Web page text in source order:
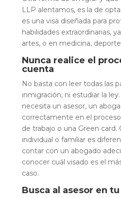
LLP alentamos, es la de
es una visa diseñada para
habilidades extraordinarias,
artes, o en medicina,
Nunca realice el
cuenta
No basta con leer todas las
inmigración, ni estudiar la
necesita un asesor, un
correctamente en el
de trabajo o una Green card.
individual o familiar es
contar con un abogado
conocer cuál visado es el
caso.
Busca al asesor en